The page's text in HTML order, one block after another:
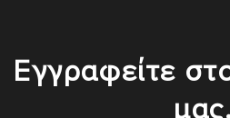
Εγγραφείτε